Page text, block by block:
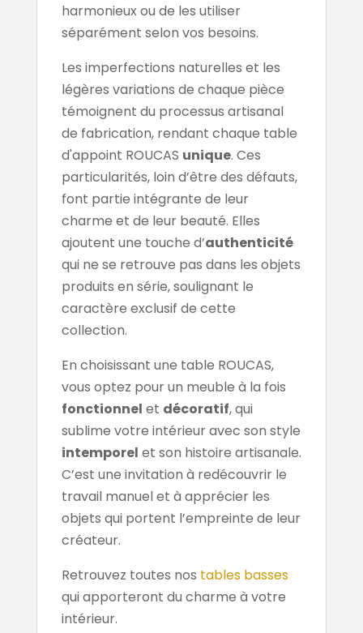
harmonieux ou de les utiliser
séparément selon vos besoins.
Les imperfections naturelles et les
légères variations de chaque pièce
témoignent du processus artisanal
de fabrication, rendant chaque table
d'appoint ROUCAS unique. Ces
particularités, loin d’être des défauts,
font partie intégrante de leur
charme et de leur beauté. Elles
ajoutent une touche d’authenticité
qui ne se retrouve pas dans les objets
produits en série, soulignant le
caractère exclusif de cette
collection.
En choisissant une table ROUCAS,
vous optez pour un meuble à la fois
fonctionnel et décoratif, qui
sublime votre intérieur avec son style
intemporel et son histoire artisanale.
C’est une invitation à redécouvrir le
travail manuel et à apprécier les
objets qui portent l’empreinte de leur
créateur.
Retrouvez toutes nos tables basses
qui apporteront du charme à votre
intérieur.